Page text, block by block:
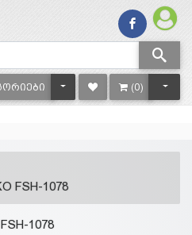
TOGGLE DROPDOWN
(0)
FSH-1078